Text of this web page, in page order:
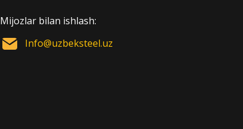
Mijozlar bilan ishlash:
Info@uzbeksteel.uz